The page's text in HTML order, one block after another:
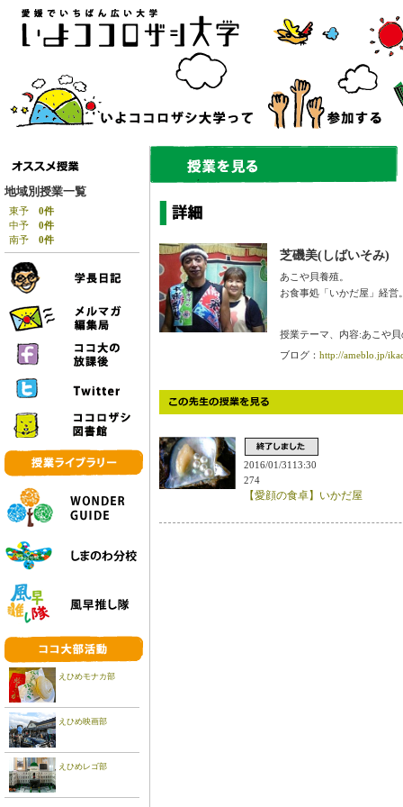
地域別授業一覧
東予 0件
中予 0件
南予 0件
えひめモナカ部
えひめ映画部
えひめレゴ部
芝磯美(しばいそみ)
あこや貝養殖。
お食事処「いかだ屋」経営
授業テーマ、内容:あこや
ブログ： http://ameblo.jp/
2016/01/3113:30
274
【愛顔の食卓】いかだ屋